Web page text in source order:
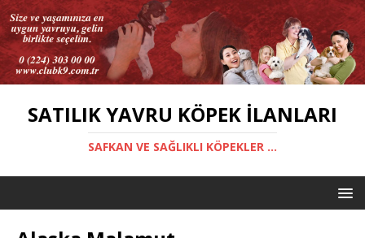
SATILIK YAVRU KÖPEK İLANLARI
SAFKAN VE SAĞLIKLI KÖPEKLER ...